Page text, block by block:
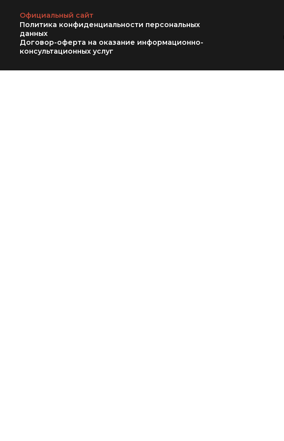
Официальный сайт
Политика конфиденциальности персональных
данных
Договор-оферта на оказание информационно-
консультационных услуг